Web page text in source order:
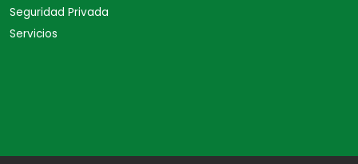
Seguridad Privada
Servicios